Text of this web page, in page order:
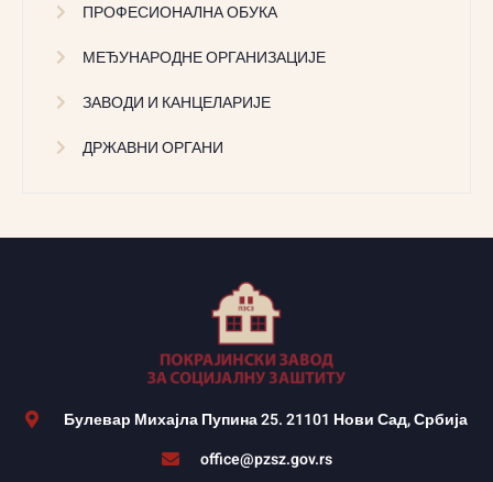
ПРОФЕСИОНАЛНА ОБУКА
МЕЂУНАРОДНЕ ОРГАНИЗАЦИЈЕ
ЗАВОДИ И КАНЦЕЛАРИЈЕ
ДРЖАВНИ ОРГАНИ
Булевар Михајла Пупина 25. 21101 Нови Сад, Србија
office@pzsz.gov.rs